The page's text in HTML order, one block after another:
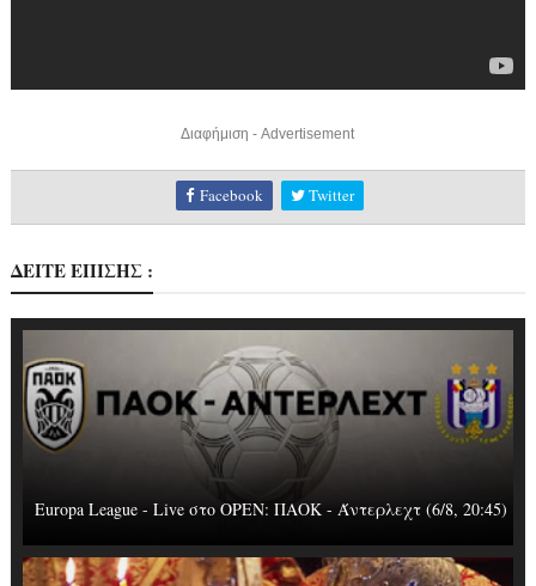
Διαφήμιση - Advertisement
Facebook Twitter
ΔΕΙΤΕ ΕΠΙΣΗΣ :
Europa League - Live στο OΡΕΝ: ΠΑΟΚ - Άντερλεχτ (6/8, 20:45)